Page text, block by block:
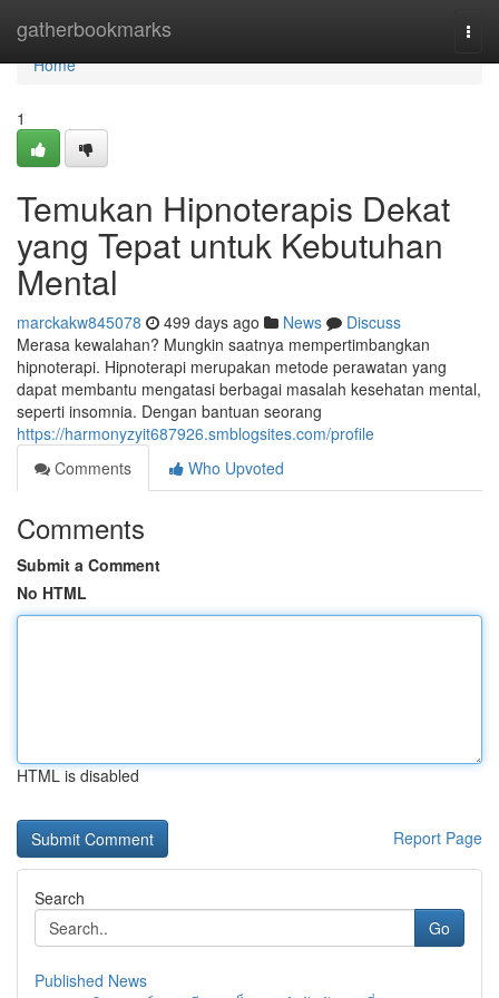
gatherbookmarks
Home
Home
1
Temukan Hipnoterapis Dekat
yang Tepat untuk Kebutuhan
Mental
marckakw845078 499 days ago News
Discuss
Merasa kewalahan? Mungkin saatnya mempertimbangkan
hipnoterapi. Hipnoterapi merupakan metode perawatan yang
dapat membantu mengatasi berbagai masalah kesehatan mental,
seperti insomnia. Dengan bantuan seorang
https://harmonyzyit687926.smblogsites.com/profile
Comments
Who Upvoted
Comments
Submit a Comment
No HTML
HTML is disabled
Report Page
Search
Go
Published News